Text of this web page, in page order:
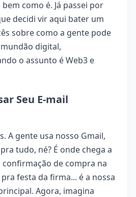
como é. Já passei por
decidi vir aqui bater um
sobre como a gente pode
digital,
o assunto é Web3 e
Seu E-mail
A gente usa nosso Gmail,
tudo, né? É onde chega a
de compra na
festa da firma... é a nossa
Agora, imagina